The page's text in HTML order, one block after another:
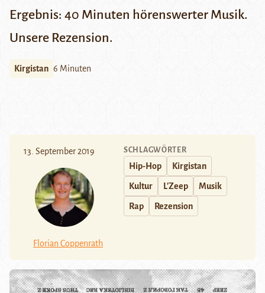
Ergebnis: 40 Minuten hörenswerter Musik.
Unsere Rezension.
Kirgistan 6 Minuten
13. September 2019
Florian Coppenrath
SCHLAGWÖRTER
Hip-Hop Kirgistan
Kultur L'Zeep Musik
Rap Rezension